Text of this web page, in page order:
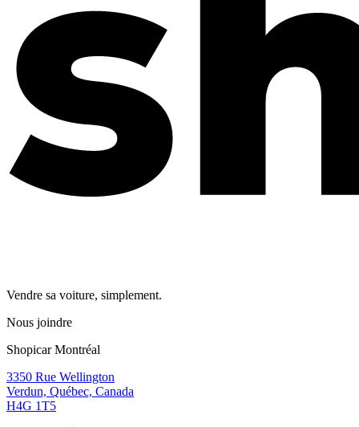
Vendre sa voiture, simplement.
Nous joindre
Shopicar Montréal
3350 Rue Wellington
Verdun, Québec, Canada
H4G 1T5